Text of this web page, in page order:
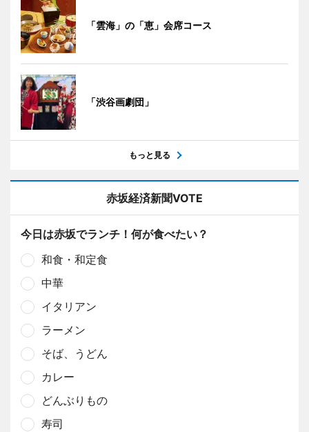
「雲海」の「恵」会席コース
「渋谷画劇団」
もっと見る
赤坂経済新聞VOTE
今日は赤坂でランチ！何が食べたい？
和食・和定食
中華
イタリアン
ラーメン
そば、うどん
カレー
どんぶりもの
寿司